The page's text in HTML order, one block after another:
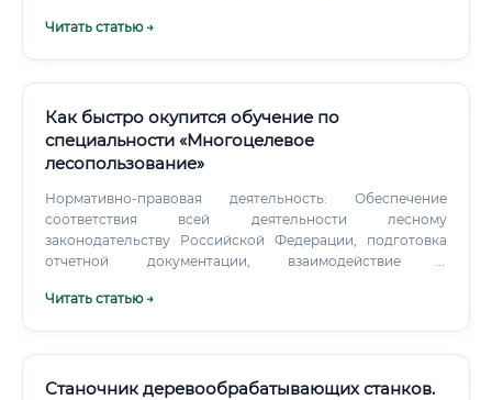
инженера, технолога, экономиста, IT-специалиста
Читать статью →
Как быстро окупится обучение по
специальности «Многоцелевое
лесопользование»
Нормативно-правовая деятельность: Обеспечение
соответствия всей деятельности лесному
законодательству Российской Федерации, подготовка
отчетной документации, взаимодействие с
(Рослесхоз, лесничества). Экономический анализ: Расчет
Читать статью →
Станочник деревообрабатывающих станков.